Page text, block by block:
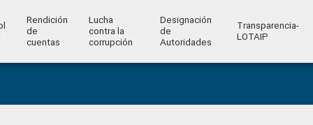
Rendición
de
cuentas
Lucha
contra la
corrupción
Designación
de
Autoridades
Transparencia-
LOTAIP